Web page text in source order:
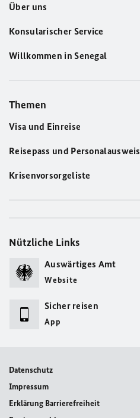
Über uns
Konsularischer Service
Willkommen in Senegal
Themen
Visa und Einreise
Reisepass und Personalausweis
Krisenvorsorgeliste
Nützliche Links
Auswärtiges Amt
Website
Sicher reisen
App
Datenschutz
Impressum
Erklärung Barrierefreiheit